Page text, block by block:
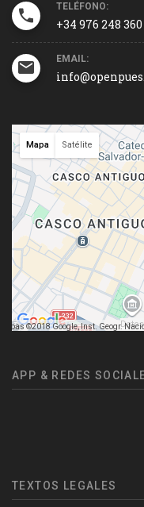
TELÉFONO:
+34 976 248 360
EMAIL:
©2018 Google, Inst. Geogr.
Mapa Satélite
APP & REDES
TEXTOS LEGALES